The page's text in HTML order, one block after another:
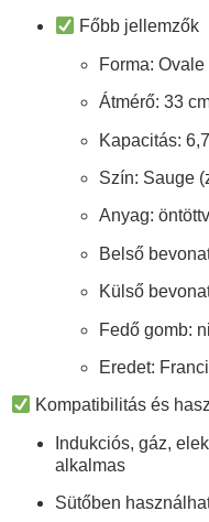
Főbb jellemzők
Forma: Ovale
Átmérő: 33
Kapacitás:
Szín: Sauge
Anyag:
Belső
Külső
Fedő gomb:
Eredet:
Kompatibilitás és
Indukciós, gáz,
alkalmas
Sütőben